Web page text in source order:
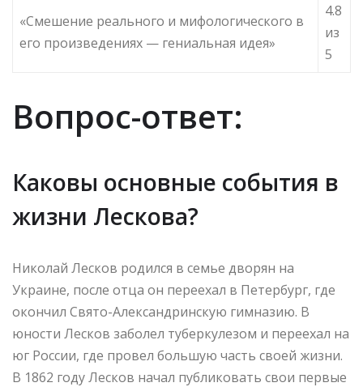
«Смешение реального и мифологического в
его произведениях — гениальная идея»
4.8
из
5
Вопрос-ответ:
Каковы основные события в
жизни Лескова?
Николай Лесков родился в семье дворян на
Украине, после отца он переехал в Петербург, где
окончил Свято-Александринскую гимназию. В
юности Лесков заболел туберкулезом и переехал на
юг России, где провел большую часть своей жизни.
В 1862 году Лесков начал публиковать свои первые